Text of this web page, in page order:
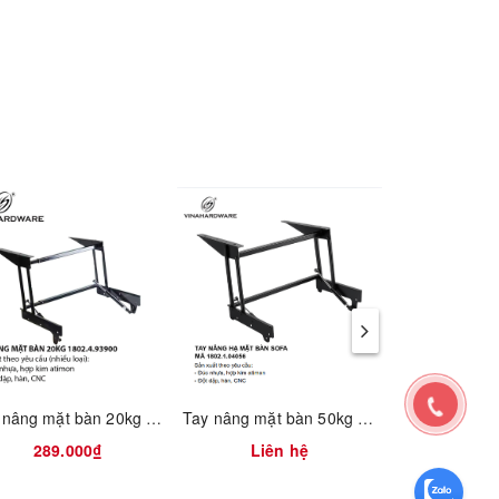
tiếp
Tay nâng mặt bàn 20kg Vinahardware 1802.4.93900
289.000₫
Tay nâng mặt bàn 50kg Vinahardware 1802.1.04056
Liên hệ